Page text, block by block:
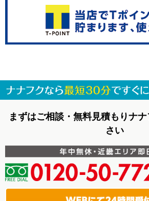
まずはご相談・無料見積もりナ
さい